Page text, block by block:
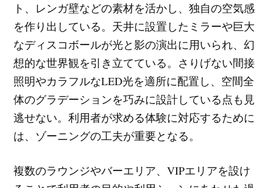
ト、レンガ壁などの素材を活かし、独自の空気感
を作り出している。天井に設置したミラーや巨大
なディスコボールが光と影の演出に用いられ、幻
想的な世界観を引き立てている。さりげない間接
照明やカラフルなLED光を適所に配置し、空間全
体のグラデーションを巧みに設計している点も見
逃せない。利用者が求める体験に対応するために
は、ゾーニングの工夫が重要となる。
複数のラウンジやバーエリア、VIPエリアを設け